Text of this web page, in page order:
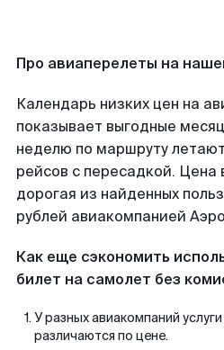
Про авиаперелеты на
Календарь низких цен на
показывает выгодные
неделю по маршруту
рейсов с пересадкой. Цена
дорогая из найденных
рублей авиакомпанией
Как еще сэкономить
билет на самолет без
У разных авиакомпаний
различаются по цене.